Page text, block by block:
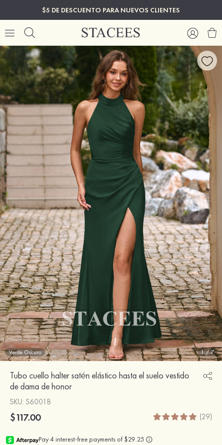
$5 DE DESCUENTO PARA NUEVOS CLIENTES
Verde Oscuro 1/7
Tubo cuello halter satén elástico hasta el suelo vestido
de dama de honor
SKU: S6001B
$117.00 (29)